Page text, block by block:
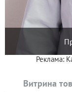
Реклама:
Витрина